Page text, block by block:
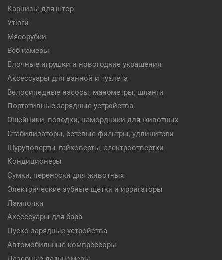
Карнизы для штор
Утюги
Мясорубки
Веб-камеры
Елочные игрушки и новогодние украшения
Аксессуары для ванной и туалета
Велосипедные насосы, манометры, шланги
Портативные зарядные устройства
Ошейники, поводки, намордники для животных
Стабилизаторы, сетевые фильтры, удлинители
Шуруповерты, гайковерты, электроотвертки
Кондиционеры
Сумки, переноски для животных
Электрические зубные щетки и ирригаторы
Лампочки
Аксессуары для бара
Пуско-зарядные устройства
Автомобильные компрессоры